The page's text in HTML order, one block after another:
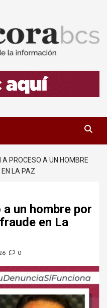
A PROCESO A UN HOMBRE
EN LA PAZ
un hombre por
en La
0